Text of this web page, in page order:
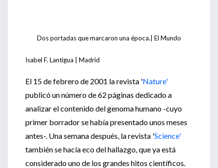
Dos portadas que marcaron una época.| El Mundo
Isabel F. Lantigua | Madrid
El 15 de febrero de 2001 la revista 'Nature'
publicó un número de 62 páginas dedicado a
analizar el contenido del genoma humano -cuyo
primer borrador se había presentado unos meses
antes-. Una semana después, la revista 'Science'
también se hacía eco del hallazgo, que ya está
considerado uno de los grandes hitos científicos.